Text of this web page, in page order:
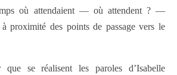
où attendaient — où attendent ? —
proximité des points de passage vers le
que se réalisent les paroles d’Isabelle